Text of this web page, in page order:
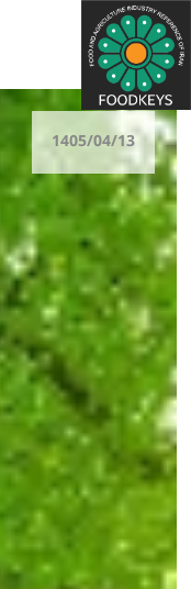
1405/04/13